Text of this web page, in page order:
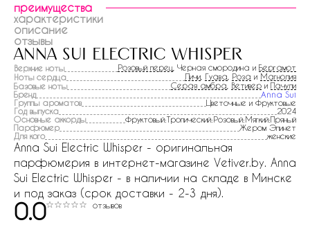
преимущества
характеристики
описание
отзывы
anna sui electric whisper
Верхние ноты Розовый перец , Черная смородина и Бергамот
Ноты сердца
Личи Гуава Роза и Магнолия
Базовые ноты
Серая амбра Ветивер и Пачули
Бренд
Anna Sui
Группы ароматов
Цветочные и Фруктовые
Год выпуска
2024
Основные аккорды
Фруктовый:Тропический:Розовый:Мягкий:Пряный
Парфюмер
Жером Эпинет
Для кого
женские
Anna Sui Electric Whisper - оригинальная
парфюмерия в интернет-магазине Vetiver.by. Anna
Sui Electric Whisper - в наличии на складе в Минске
и под заказ (срок доставки - 2-3 дня).
0.0 отзывов